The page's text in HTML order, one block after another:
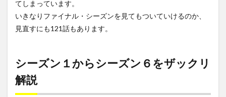
して
日本
語版
はあ
てしまっています。
いきなりファイナル・シーズンを見てもついていけるのか、
見直すにも121話もあります。
シーズン１からシーズン６をザックリ
解説